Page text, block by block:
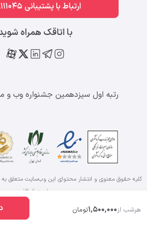
هرشب از1,500,000تومان
ارتباط با پشتیبانی 02128111045
با اتاقک همراه
رتبه اول سیزدهمین جشنواره وب و
کلیه حقوق معنوی و انتشار محتوای این وب‌سایت متعلق
است۱۴۰۵